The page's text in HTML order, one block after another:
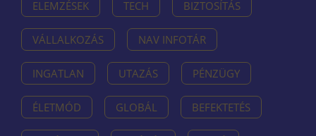
ELEMZÉSEK TECH BIZTOSÍTÁS
VÁLLALKOZÁS NAV INFOTÁR
INGATLAN UTAZÁS PÉNZÜGY
ÉLETMÓD GLOBÁL BEFEKTETÉS